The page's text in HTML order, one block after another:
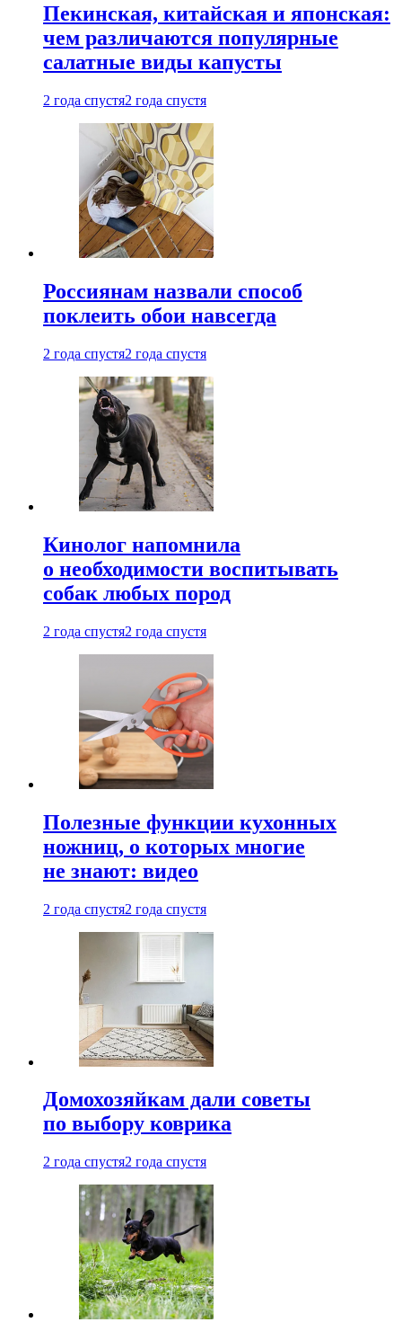
Пекинская, китайская и японская:
чем различаются популярные
салатные виды капусты
2 года спустя2 года спустя
Россиянам назвали способ
поклеить обои навсегда
2 года спустя2 года спустя
Кинолог напомнила
о необходимости воспитывать
собак любых пород
2 года спустя2 года спустя
Полезные функции кухонных
ножниц, о которых многие
не знают: видео
2 года спустя2 года спустя
Домохозяйкам дали советы
по выбору коврика
2 года спустя2 года спустя